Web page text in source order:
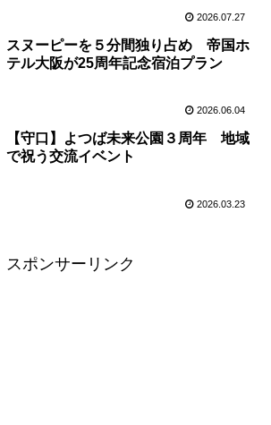
2026.07.27
スヌーピーを５分間独り占め 帝国ホ
テル大阪が25周年記念宿泊プラン
2026.06.04
【守口】よつば未来公園３周年 地域
で祝う交流イベント
2026.03.23
スポンサーリンク